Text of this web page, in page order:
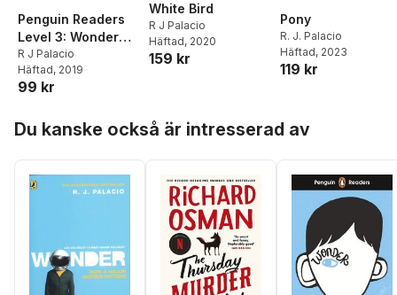
Penguin Readers
Level 3: Wonder
(ELT Graded
Reader)
R J Palacio
Häftad, 2019
99 kr
White Bird
R J Palacio
Häftad, 2020
159 kr
Pony
R. J. Palacio
Häftad, 2023
119 kr
Du kanske också är intresserad av